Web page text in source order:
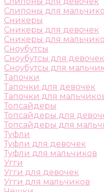
Слипоны для
Сникеры
Сникеры для девочек
Сникеры для
Сноубутсы
Сноубутсы для девочек
Сноубутсы для
Тапочки
Тапочки для девочек
Тапочки для
Топсайдеры
Топсайдеры для
Топсайдеры для
Туфли
Туфли для девочек
Туфли для мальчиков
Угги
Угги для девочек
Угги для мальчиков